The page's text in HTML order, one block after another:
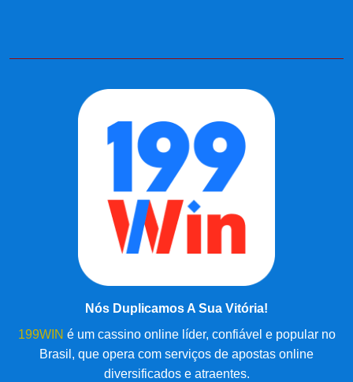
Nós Duplicamos A Sua Vitória!
199WIN é um cassino online líder, confiável e popular no
Brasil, que opera com serviços de apostas online
diversificados e atraentes.